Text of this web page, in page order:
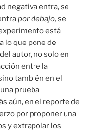
negativa entra, se
por debajo, se
está
lo que pone de
autor, no solo en
entre la
también en el
prueba
aún, en el reporte de
por proponer una
y extrapolar los